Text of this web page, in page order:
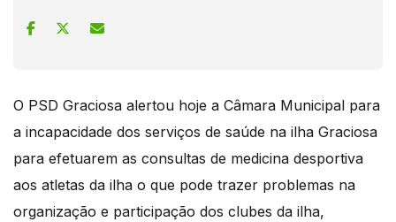
O PSD Graciosa alertou hoje a Câmara Municipal para
a incapacidade dos serviços de saúde na ilha Graciosa
para efetuarem as consultas de medicina desportiva
aos atletas da ilha o que pode trazer problemas na
organização e participação dos clubes da ilha,